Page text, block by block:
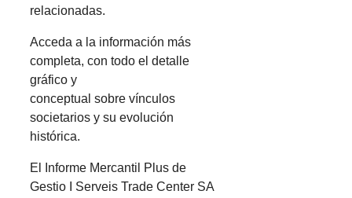
relacionadas.
Acceda a la información más
completa, con todo el detalle
gráfico y
conceptual sobre vínculos
societarios y su evolución
histórica.
El Informe Mercantil Plus de
Gestio I Serveis Trade Center SA